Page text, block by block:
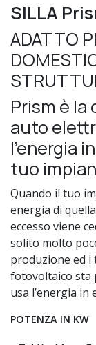
SILLA
ADATTO
Prism è
auto
l’energia
tuo
Quando il tuo
energia di
eccesso viene
solito molto
produzione ed i
fotovoltaico sta
usa l’energia in
POTENZA IN KW